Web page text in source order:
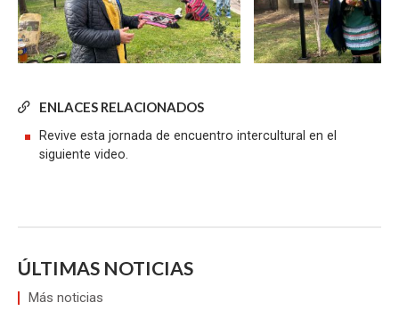
ENLACES RELACIONADOS
Revive esta jornada de encuentro intercultural en el
siguiente video.
ÚLTIMAS NOTICIAS
Más noticias